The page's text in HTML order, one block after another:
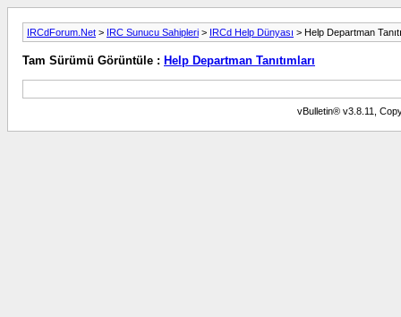
IRCdForum.Net > IRC Sunucu Sahipleri > IRCd Help Dünyası > Help Departman
Tam Sürümü Görüntüle : Help Departman Tanıtımları
vBulletin® v3.8.11,